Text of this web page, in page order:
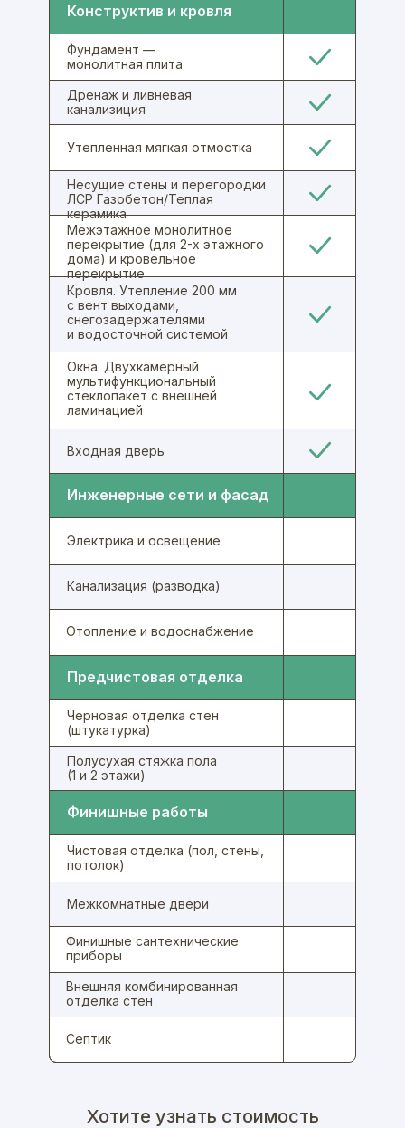
Финишные работы
Финишные сантехнические
приборы
Внешняя комбинированная
отделка стен
Септик
Межкомнатные двери
Чистовая отделка (пол, стены,
потолок)
Черновая отделка стен
(штукатурка)
Полусухая стяжка пола
(1 и 2 этажи)
Предчистовая отделка
Отопление и водоснабжение
Канализация (разводка)
Электрика и освещение
Инженерные сети и фасад
Окна. Двухкамерный
мультифункциональный
стеклопакет с внешней
ламинацией
Кровля. Утепление 200 мм
с вент выходами,
снегозадержателями
и водосточной системой
Межэтажное монолитное
перекрытие (для 2-х этажного
дома) и кровельное
перекрытие
Несущие стены и перегородки
ЛСР Газобетон/Теплая
керамика
Утепленная мягкая отмостка
Дренаж и ливневая
канализиция
Фундамент —
монолитная плита
Входная дверь
Конструктив и кровля
Наименование работ /
White
Наименование работ /
Под
Хотите узнать стоимость